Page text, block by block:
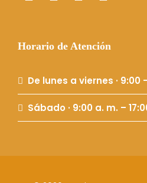
Horario de Atención
De lunes a viernes · 9:00
Sábado · 9:00 a. m. –